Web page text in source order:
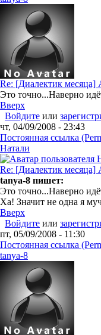
Re: [Диалектик месяца]
Это точно...Наверно
Вверх
Войдите или
чт, 04/09/2008 - 23:43
Постоянная ссылка
Натали
Re: [Диалектик месяца]
tanya-8 пишет:
Это точно...Наверно
Ха! Значит не одна я
Вверх
Войдите или
пт, 05/09/2008 - 11:30
Постоянная ссылка
tanya-8